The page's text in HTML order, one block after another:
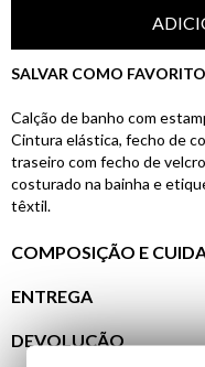
SALVAR COMO FAVORITO
Calção de banho com
Cintura elástica, fecho de
traseiro com fecho de
costurado na bainha e
têxtil.
COMPOSIÇÃO E
ENTREGA
DEVOLUÇÃO